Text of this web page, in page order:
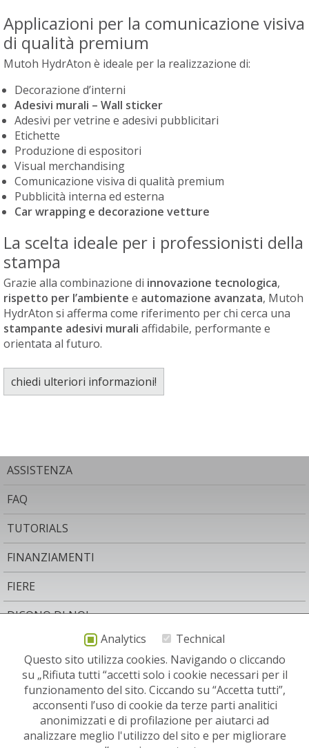
Applicazioni per la comunicazione visiva
di qualità premium
Mutoh HydrAton è ideale per la realizzazione di:
Decorazione d’interni
Adesivi murali – Wall sticker
Adesivi per vetrine e adesivi pubblicitari
Etichette
Produzione di espositori
Visual merchandising
Comunicazione visiva di qualità premium
Pubblicità interna ed esterna
Car wrapping e decorazione vetture
La scelta ideale per i professionisti della
stampa
Grazie alla combinazione di innovazione tecnologica,
rispetto per l’ambiente e automazione avanzata, Mutoh
HydrAton si afferma come riferimento per chi cerca una
stampante adesivi murali affidabile, performante e
orientata al futuro.
chiedi ulteriori informazioni!
ASSISTENZA
FAQ
TUTORIALS
FINANZIAMENTI
FIERE
DICONO DI NOI
CONTATTO
NEWSLETTER
SITI RELEVANTI:
Analytics
Technical
Questo sito utilizza cookies. Navigando o cliccando
su „Rifiuta tutti “accetti solo i cookie necessari per il
funzionamento del sito. Ciccando su “Accetta tutti”,
acconsenti l’uso di cookie da terze parti analitici
anonimizzati e di profilazione per aiutarci ad
analizzare meglio l'utilizzo del sito e per migliorare